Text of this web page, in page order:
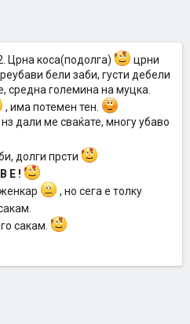
Црна коса(подолга)
црни
бели заби, густи дебели
средна големина на муцка.
, има потемен тен.
дали ме сваќате, многу убаво
долги прсти
Е !
, но сега е толку
сакам.